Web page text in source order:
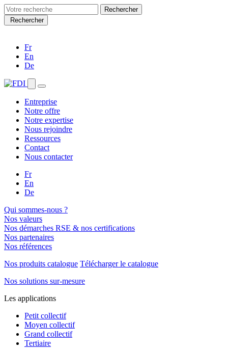
Search
for:Rechercher
Fr
En
De
Entreprise
Notre offre
Notre expertise
Nous rejoindre
Ressources
Contact
Nous contacter
Fr
En
De
Qui sommes-nous ?
Nos valeurs
Nos démarches RSE & nos certifications
Nos partenaires
Nos références
Nos produits catalogue Télécharger le catalogue
Nos solutions sur-mesure
Les applications
Petit collectif
Moyen collectif
Grand collectif
Tertiaire